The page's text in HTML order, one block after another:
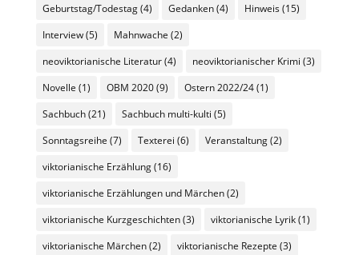
Geburtstag/Todestag(4) Gedanken(4) Hinweis(15)
Interview(5) Mahnwache (2)
neoviktorianische Literatur(4) neoviktorianischer Krimi (3)
Novelle (1) OBM 2020(9) Ostern 2022/24(1)
Sachbuch(21) Sachbuch multi-kulti (5)
Sonntagsreihe (7) Texterei (6) Veranstaltung(2)
viktorianische Erzählung(16)
viktorianische Erzählungen und Märchen(2)
viktorianische Kurzgeschichten(3) viktorianische Lyrik(1)
viktorianische Märchen(2) viktorianische Rezepte (3)